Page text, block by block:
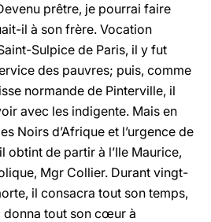
prêtre, je pourrai faire
il à son frère. Vocation
Sulpice de Paris, il y fut
des pauvres; puis, comme
normande de Pinterville, il
avec les indigente. Mais en
Noirs d’Afrique et l’urgence de
obtint de partir à l’Ile Maurice,
Mgr Collier. Durant vingt-
il consacra tout son temps,
donna tout son cœur à